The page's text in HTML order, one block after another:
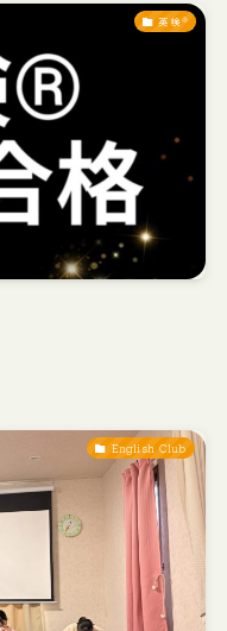
英検®
English Club